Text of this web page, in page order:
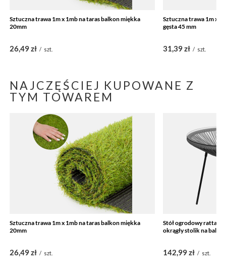
Sztuczna trawa 1m x 1mb na taras balkon miękka
20mm
26,49 zł / szt.
Sztuczna trawa 1m x
gęsta 45 mm
31,39 zł / szt.
NAJCZĘŚCIEJ KUPOWANE Z
TYM TOWAREM
Sztuczna trawa 1m x 1mb na taras balkon miękka
20mm
26,49 zł / szt.
Stół ogrodowy
okrągły stolik na
142,99 zł / szt.